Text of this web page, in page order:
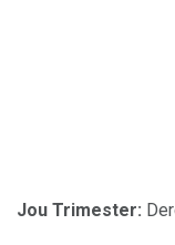
Jou Trimester: